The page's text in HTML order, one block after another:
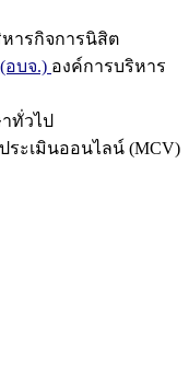
ารกิจการนิสิต
อบจ.) องค์การบริหาร
ทั่วไป
ระเมินออนไลน์ (MCV)